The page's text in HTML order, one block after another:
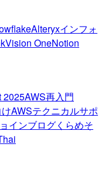
Alteryxインフォ
Vision OneNotion
2025AWS再入門
AWSテクニカルサポ
インブログくらめそ